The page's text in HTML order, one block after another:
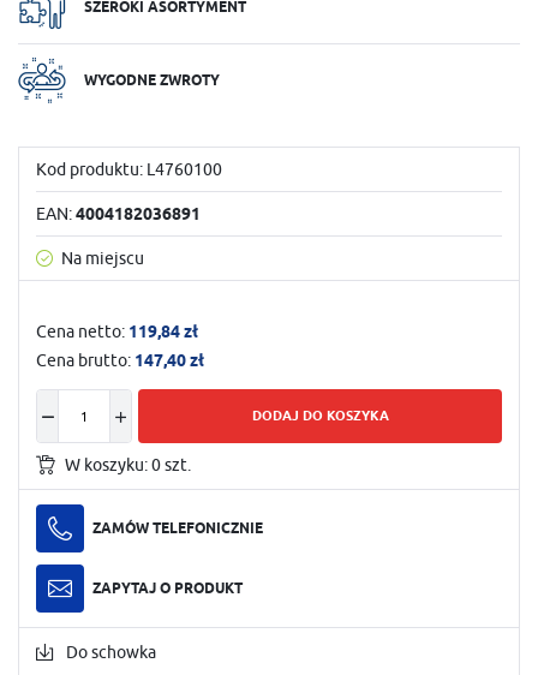
SZEROKI ASORTYMENT
WYGODNE ZWROTY
Kod produktu: L4760100
EAN:4004182036891
Na miejscu
Cena netto: 119,84 zł
Cena brutto: 147,40 zł
DODAJ DO KOSZYKA
W koszyku:0szt.
ZAMÓW TELEFONICZNIE
ZAPYTAJ O PRODUKT
Do schowka